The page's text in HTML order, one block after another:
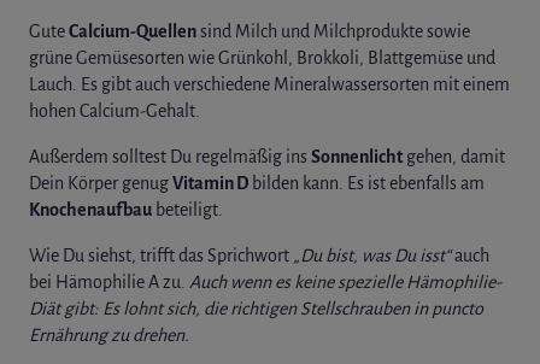
GuteCalcium-Quellensind Milch und Milchprodukte sowie
grüne Gemüsesorten wie Grünkohl, Brokkoli, Blattgemüse und
Lauch. Es gibt auch verschiedene Mineralwassersorten mit einem
hohen Calcium-Gehalt.
Außerdem solltest Du regelmäßig insSonnenlichtgehen, damit
Dein Körper genugVitamin D bilden kann. Es ist ebenfalls am
Knochenaufbau beteiligt.
Wie Du siehst, trifft das Sprichwort „Du bist, was Du isst“auch
bei Hämophilie A zu. Auch wenn es keine spezielle Hämophilie-
Diät gibt: Es lohnt sich, die richtigen Stellschrauben in puncto
Ernährung zu drehen.